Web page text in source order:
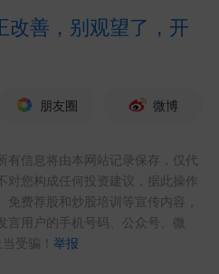
改善，别观望了，开
朋友圈 微博
有信息将由本网站记录保存，仅代
您构成任何投资建议，据此操作
费荐股和炒股培训等宣传内容，
言用户的手机号码、公众号、微
受骗！举报